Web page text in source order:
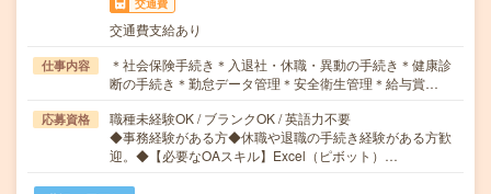
交通費
交通費支給あり
仕事内容
＊社会保険手続き＊入退社・休職・異動の手続き＊健康診
断の手続き＊勤怠データ管理＊安全衛生管理＊給与賞…
応募資格
職種未経験OK / ブランクOK / 英語力不要
◆事務経験がある方◆休職や退職の手続き経験がある方歓
迎。◆【必要なOAスキル】Excel（ピボット）…